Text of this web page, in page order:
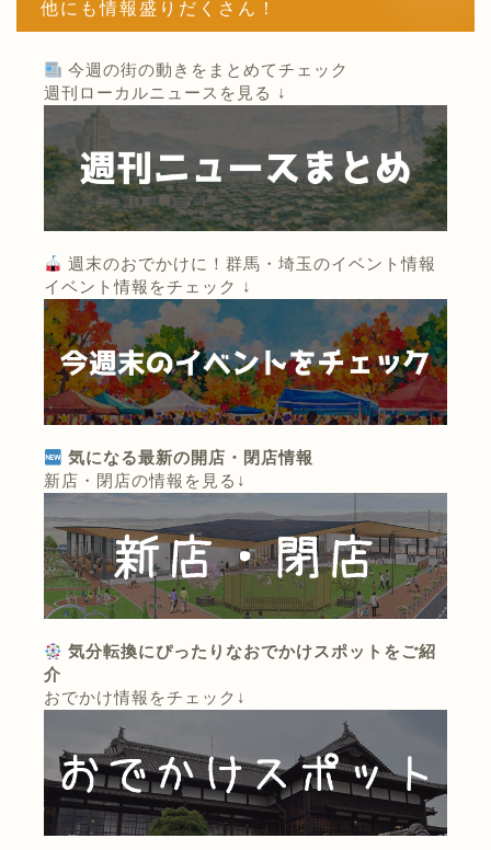
他にも情報盛りだくさん！
今週の街の動きをまとめてチェック
週刊ローカルニュースを見る ↓
週末のおでかけに！群馬・埼玉のイベント情報
イベント情報をチェック ↓
気になる最新の開店・閉店情報
新店・閉店の情報を見る↓
気分転換にぴったりなおでかけスポットをご紹
介
おでかけ情報をチェック↓